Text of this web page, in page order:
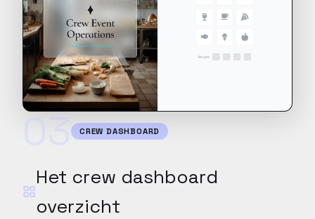
03 CREW DASHBOARD
Het crew dashboard
overzicht